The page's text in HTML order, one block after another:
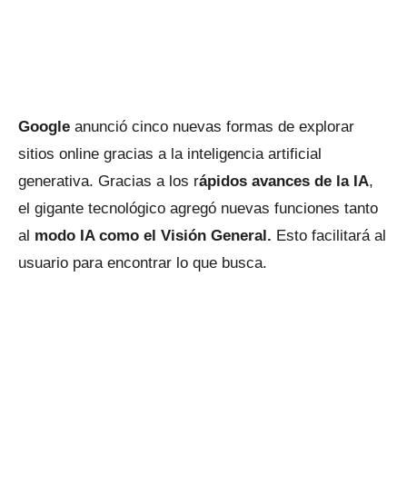
Google anunció cinco nuevas formas de explorar
sitios online gracias a la inteligencia artificial
generativa. Gracias a los rápidos avances de la IA,
el gigante tecnológico agregó nuevas funciones tanto
al modo IA como el Visión General. Esto facilitará al
usuario para encontrar lo que busca.